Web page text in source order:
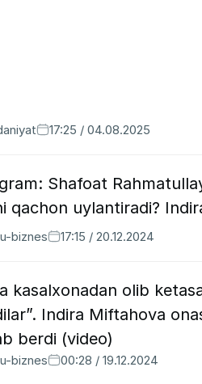
17:25 / 04.08.2025
Shafoat
qachon uylantiradi?
biznes 17:15 / 20.12.2024
kasalxonadan olib
Indira Miftahova
berdi (video)
biznes 00:28 / 19.12.2024